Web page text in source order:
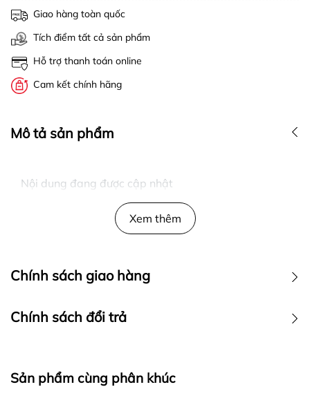
Giao hàng toàn quốc
Tích điểm tất cả sản phẩm
Hỗ trợ thanh toán online
Cam kết chính hãng
Mô tả sản phẩm
Nội dung đang được cập nhật
Xem thêm
Chính sách giao hàng
Chính sách đổi trả
Sản phẩm cùng phân khúc